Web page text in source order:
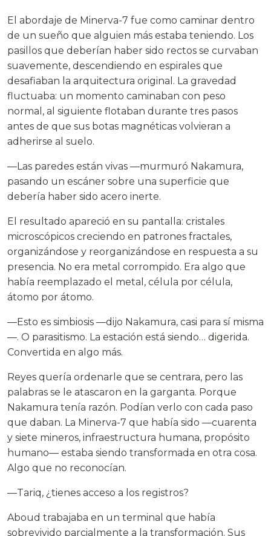
El abordaje de Minerva-7 fue como caminar dentro
de un sueño que alguien más estaba teniendo. Los
pasillos que deberían haber sido rectos se curvaban
suavemente, descendiendo en espirales que
desafiaban la arquitectura original. La gravedad
fluctuaba: un momento caminaban con peso
normal, al siguiente flotaban durante tres pasos
antes de que sus botas magnéticas volvieran a
adherirse al suelo.
—Las paredes están vivas —murmuró Nakamura,
pasando un escáner sobre una superficie que
debería haber sido acero inerte.
El resultado apareció en su pantalla: cristales
microscópicos creciendo en patrones fractales,
organizándose y reorganizándose en respuesta a su
presencia. No era metal corrompido. Era algo que
había reemplazado el metal, célula por célula,
átomo por átomo.
—Esto es simbiosis —dijo Nakamura, casi para sí misma
—. O parasitismo. La estación está siendo… digerida.
Convertida en algo más.
Reyes quería ordenarle que se centrara, pero las
palabras se le atascaron en la garganta. Porque
Nakamura tenía razón. Podían verlo con cada paso
que daban. La Minerva-7 que había sido —cuarenta
y siete mineros, infraestructura humana, propósito
humano— estaba siendo transformada en otra cosa.
Algo que no reconocían.
—Tariq, ¿tienes acceso a los registros?
Aboud trabajaba en un terminal que había
sobrevivido parcialmente a la transformación. Sus